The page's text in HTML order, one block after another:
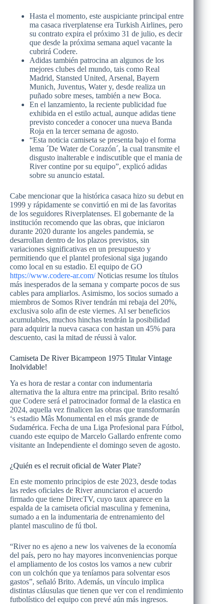
Hasta el momento, este auspiciante principal entre
ma casaca riverplatense era Turkish Airlines, pero
su contrato expira el próximo 31 de julio, es decir
que desde la próxima semana aquel vacante la
cubrirá Codere.
Adidas también patrocina an algunos de los
mejores clubes del mundo, tais como Real
Madrid, Stansted United, Arsenal, Bayern
Munich, Juventus, Water y, desde realiza un
puñado sobre meses, también a new Boca.
En el lanzamiento, la reciente publicidad fue
exhibida en el estilo actual, aunque adidas tiene
previsto conceder a conocer una nueva Banda
Roja en la tercer semana de agosto.
“Esta noticia camiseta se presenta bajo el forma
lema ´De Water de Corazón´, la cual transmite el
disgusto inalterable e indiscutible que el mania de
River contine por su equipo”, explicó adidas
sobre su anuncio estatal.
Cabe mencionar que la histórica casaca hizo su debut en
1999 y rápidamente se convirtió en mi de las favoritas
de los seguidores Riverplatenses. El gobernante de la
institución recomendo que las obras, que iniciaron
durante 2020 durante los angeles pandemia, se
desarrollan dentro de los plazos previstos, sin
variaciones significativas en un presupuesto y
permitiendo que el plantel profesional siga jugando
como local en su estadio. El equipo de GO
https://www.codere-ar.com/Noticias resume los títulos
más inesperados de la semana y comparte pocos de sus
cables para ampliarlos. Asimismo, los socios sumado a
miembros de Somos River tendrán mi rebaja del 20%,
exclusiva solo afin de este viernes. Al ser beneficios
acumulables, muchos hinchas tendrán la posibilidad
para adquirir la nueva casaca con hastan un 45% para
descuento, casi la mitad de réussi à valor.
Camiseta De River Bicampeon 1975 Titular Vintage
Inolvidable!
Ya es hora de restar a contar con indumentaria
alternativa the la altura entre ma principal. Brito resaltó
que Codere será el patrocinador formal de la elastica en
2024, aquella vez finalicen las obras que transformarán
‘s estadio Mâs Monumental en el más grande de
Sudamérica. Fecha de una Liga Profesional para Fútbol,
cuando este equipo de Marcelo Gallardo enfrente como
visitante an Independiente el domingo seven de agosto.
¿Quién es el recruit oficial de Water Plate?
En este momento principios de este 2023, desde todas
las redes oficiales de River anunciaron el acuerdo
firmado que tiene DirecTV, cuyo taux aparece en la
espalda de la camiseta oficial masculina y femenina,
sumado a en la indumentaria de entrenamiento del
plantel masculino de fú tbol.
“River no es ajeno a new los vaivenes de la economía
del país, pero no hay mayores inconveniencias porque
el ampliamento de los costos los vamos a new cubrir
con un colchón que ya teníamos para solventar esos
gastos”, señaló Brito. Además, un vínculo implica
distintas cláusulas que tienen que ver con el rendimiento
futbolístico del equipo con prevé aún más ingresos.